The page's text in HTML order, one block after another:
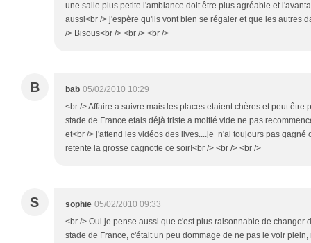
une salle plus petite l'ambiance doit être plus agréable et
aussi<br /> j'espère qu'ils vont bien se régaler et que les autres
/> Bisous<br /> <br /> <br />
B bab 05/02/2010 10:29
<br /> Affaire a suivre mais les places etaient chères et peut être
stade de France etais déjà triste a moitié vide ne pas
et<br /> j'attend les vidéos des lives....je n'ai toujours pas gagné
retente la grosse cagnotte ce soir!<br /> <br /> <br />
S sophie 05/02/2010 09:33
<br /> Oui je pense aussi que c'est plus raisonnable de changer
stade de France, c'était un peu dommage de ne pas le voir